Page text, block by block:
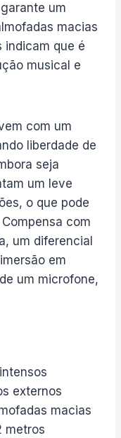
um
macias
indicam que é
musical e
com um
liberdade de
seja
um leve
o que pode
com
um diferencial
em
um microfone,
externos
macias
metros